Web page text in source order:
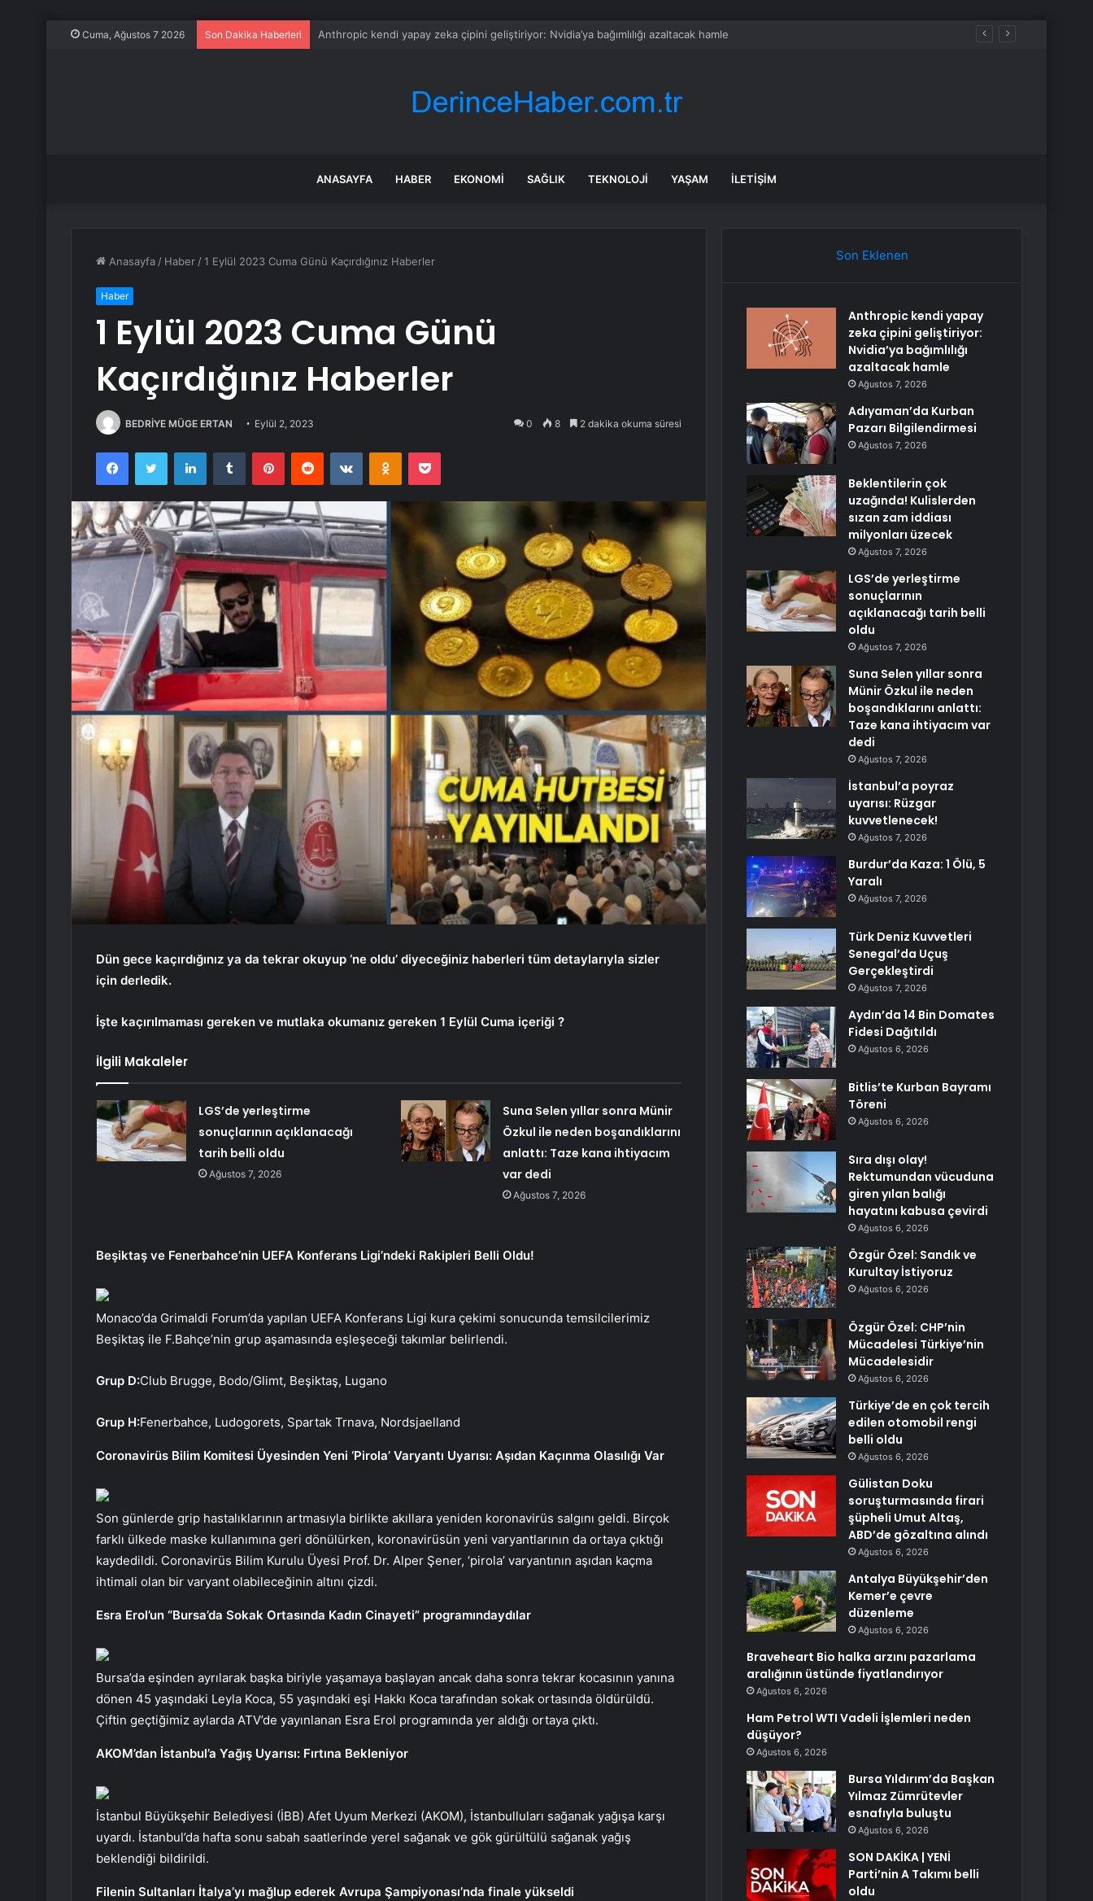
Cuma, Ağustos 7 2026 Son Dakika Haberleri Adıyaman’da Kurban Pazarı Bilgilendirmesi
ANASAYFA HABER EKONOMI SAĞLIK TEKNOLOJI YAŞAM İLETIŞIM
Anasayfa / Haber /1 Eylül 2023 Cuma Günü Kaçırdığınız Haberler
Haber
1 Eylül 2023 Cuma Günü
Kaçırdığınız Haberler
BEDRİYE MÜGE ERTAN Eylül 2, 2023 0 8 2 dakika okuma süresi
FacebookTwitter LinkedInTumblr PinterestReddit VKontakteOdnoklassniki
Pocket
Dün gece kaçırdığınız ya da tekrar okuyup ‘ne oldu’ diyeceğiniz haberleri tüm detaylarıyla sizler
için derledik.
İşte kaçırılmaması gereken ve mutlaka okumanız gereken 1 Eylül Cuma içeriği ?
İlgili Makaleler
LGS’de yerleştirme
sonuçlarının açıklanacağı
tarih belli oldu
Ağustos 7, 2026
Suna Selen yıllar sonra Münir
Özkul ile neden boşandıklarını
anlattı: Taze kana ihtiyacım
var dedi
Ağustos 7, 2026
Beşiktaş ve Fenerbahce’nin UEFA Konferans Ligi’ndeki Rakipleri Belli Oldu!
Monaco’da Grimaldi Forum’da yapılan UEFA Konferans Ligi kura çekimi sonucunda temsilcilerimiz
Beşiktaş ile F.Bahçe’nin grup aşamasında eşleşeceği takımlar belirlendi.
Grup D:Club Brugge, Bodo/Glimt, Beşiktaş, Lugano
Grup H:Fenerbahce, Ludogorets, Spartak Trnava, Nordsjaelland
Coronavirüs Bilim Komitesi Üyesinden Yeni ‘Pirola’ Varyantı Uyarısı: Aşıdan Kaçınma Olasılığı Var
Son günlerde grip hastalıklarının artmasıyla birlikte akıllara yeniden koronavirüs salgını geldi. Birçok
farklı ülkede maske kullanımına geri dönülürken, koronavirüsün yeni varyantlarının da ortaya çıktığı
kaydedildi. Coronavirüs Bilim Kurulu Üyesi Prof. Dr. Alper Şener, ‘pirola’ varyantının aşıdan kaçma
ihtimali olan bir varyant olabileceğinin altını çizdi.
Esra Erol’un “Bursa’da Sokak Ortasında Kadın Cinayeti” programındaydılar
Bursa’da eşinden ayrılarak başka biriyle yaşamaya başlayan ancak daha sonra tekrar kocasının yanına
dönen 45 yaşındaki Leyla Koca, 55 yaşındaki eşi Hakkı Koca tarafından sokak ortasında öldürüldü.
Çiftin geçtiğimiz aylarda ATV’de yayınlanan Esra Erol programında yer aldığı ortaya çıktı.
AKOM’dan İstanbul’a Yağış Uyarısı: Fırtına Bekleniyor
İstanbul Büyükşehir Belediyesi (İBB) Afet Uyum Merkezi (AKOM), İstanbulluları sağanak yağışa karşı
uyardı. İstanbul’da hafta sonu sabah saatlerinde yerel sağanak ve gök gürültülü sağanak yağış
beklendiği bildirildi.
Filenin Sultanları İtalya’yı mağlup ederek Avrupa Şampiyonası’nda finale yükseldi
Son Eklenen
Anthropic kendi yapay
zeka çipini geliştiriyor:
Nvidia’ya bağımlılığı
azaltacak hamle
Ağustos 7, 2026
Adıyaman’da Kurban
Pazarı Bilgilendirmesi
Ağustos 7, 2026
Beklentilerin çok
uzağında! Kulislerden
sızan zam iddiası
milyonları üzecek
Ağustos 7, 2026
LGS’de yerleştirme
sonuçlarının
açıklanacağı tarih belli
oldu
Ağustos 7, 2026
Suna Selen yıllar sonra
Münir Özkul ile neden
boşandıklarını anlattı:
Taze kana ihtiyacım var
dedi
Ağustos 7, 2026
İstanbul’a poyraz
uyarısı: Rüzgar
kuvvetlenecek!
Ağustos 7, 2026
Burdur’da Kaza: 1 Ölü, 5
Yaralı
Ağustos 7, 2026
Türk Deniz Kuvvetleri
Senegal’da Uçuş
Gerçekleştirdi
Ağustos 7, 2026
Aydın’da 14 Bin Domates
Fidesi Dağıtıldı
Ağustos 6, 2026
Bitlis’te Kurban Bayramı
Töreni
Ağustos 6, 2026
Sıra dışı olay!
Rektumundan vücuduna
giren yılan balığı
hayatını kabusa çevirdi
Ağustos 6, 2026
Özgür Özel: Sandık ve
Kurultay İstiyoruz
Ağustos 6, 2026
Özgür Özel: CHP’nin
Mücadelesi Türkiye’nin
Mücadelesidir
Ağustos 6, 2026
Türkiye’de en çok tercih
edilen otomobil rengi
belli oldu
Ağustos 6, 2026
Gülistan Doku
soruşturmasında firari
şüpheli Umut Altaş,
ABD’de gözaltına alındı
Ağustos 6, 2026
Antalya Büyükşehir’den
Kemer’e çevre
düzenleme
Ağustos 6, 2026
Braveheart Bio halka arzını pazarlama
aralığının üstünde fiyatlandırıyor
Ağustos 6, 2026
Ham Petrol WTI Vadeli İşlemleri neden
düşüyor?
Ağustos 6, 2026
Bursa Yıldırım’da Başkan
Yılmaz Zümrütevler
esnafıyla buluştu
Ağustos 6, 2026
SON DAKİKA | YENİ
Parti’nin A Takımı belli
oldu